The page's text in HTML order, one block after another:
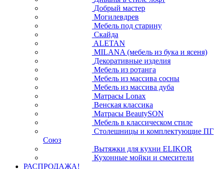
Добрый мастер
Могилевдрев
Мебель под старину
Скайда
ALETAN
MILANA (мебель из бука и ясеня)
Декоративные изделия
Мебель из ротанга
Мебель из массива сосны
Мебель из массива дуба
Матрасы Lonax
Венская классика
Матрасы BeautySON
Мебель в классическом стиле
Столешницы и комплектующие ПГ
Союз
Вытяжки для кухни ELIKOR
Кухонные мойки и смесители
РАСПРОДАЖА!